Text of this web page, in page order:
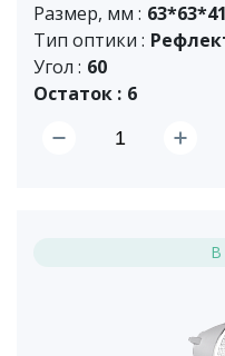
Размер, мм : 63*63*41
Тип оптики :
Угол : 60
Остаток : 6
В